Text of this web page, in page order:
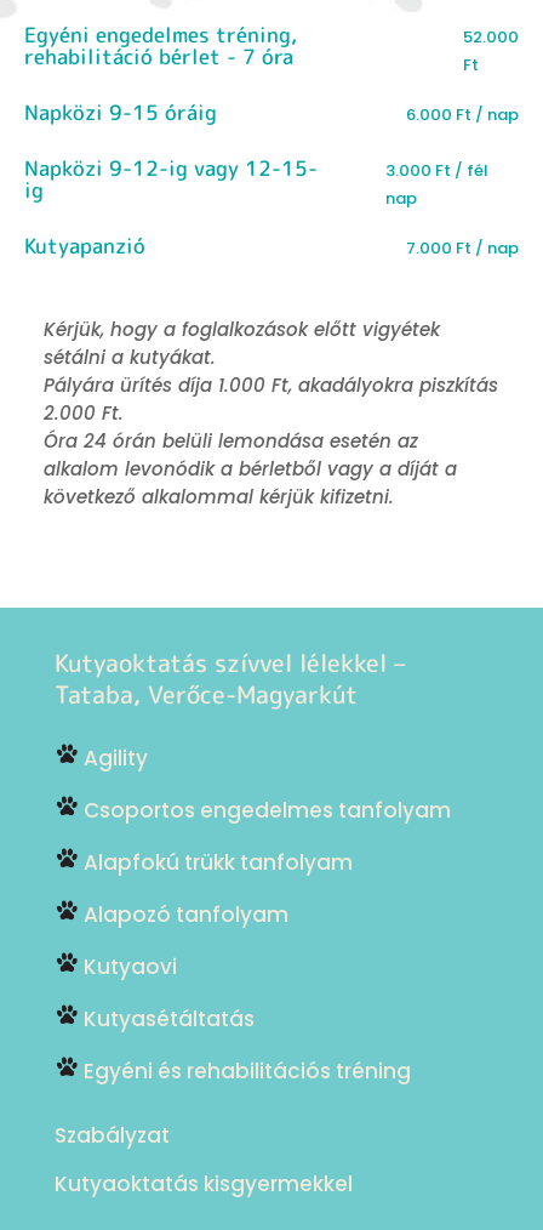
Egyéni engedelmes tréning,
rehabilitáció bérlet - 7 óra
52.000
Ft
Napközi 9-15 óráig 6.000 Ft / nap
Napközi 9-12-ig vagy 12-15-
ig
3.000 Ft / fél
nap
Kutyapanzió 7.000 Ft / nap
Kérjük, hogy a foglalkozások előtt vigyétek
sétálni a kutyákat.
Pályára ürítés díja 1.000 Ft, akadályokra piszkítás
2.000 Ft.
Óra 24 órán belüli lemondása esetén az
alkalom levonódik a bérletből vagy a díját a
következő alkalommal kérjük kifizetni.
Kutyaoktatás szívvel lélekkel –
Tataba, Verőce-Magyarkút
Agility
Csoportos engedelmes tanfolyam
Alapfokú trükk tanfolyam
Alapozó tanfolyam
Kutyaovi
Kutyasétáltatás
Egyéni és rehabilitációs tréning
Szabályzat
Kutyaoktatás kisgyermekkel